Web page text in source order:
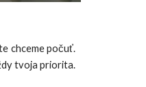
chceme počuť.
tvoja priorita.